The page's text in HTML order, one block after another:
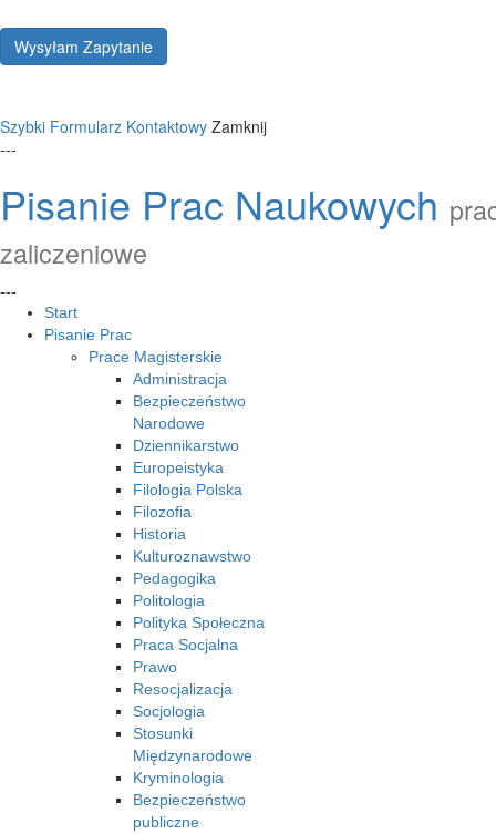
Wysyłam Zapytanie
Szybki Formularz Kontaktowy Zamknij
---
Pisanie Prac Naukowych
zaliczeniowe
---
Start
Pisanie Prac
Prace Magisterskie
Administracja
Bezpieczeństwo
Narodowe
Dziennikarstwo
Europeistyka
Filologia Polska
Filozofia
Historia
Kulturoznawstwo
Pedagogika
Politologia
Polityka Społeczna
Praca Socjalna
Prawo
Resocjalizacja
Socjologia
Stosunki
Międzynarodowe
Kryminologia
Bezpieczeństwo
publiczne